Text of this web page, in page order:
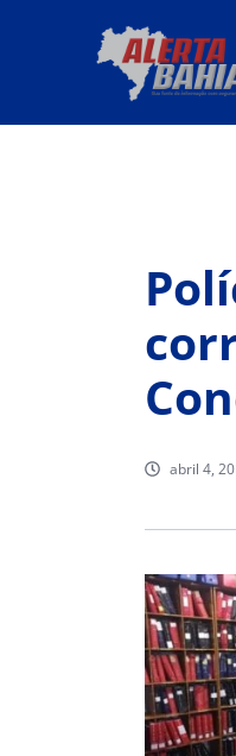
abril 4,